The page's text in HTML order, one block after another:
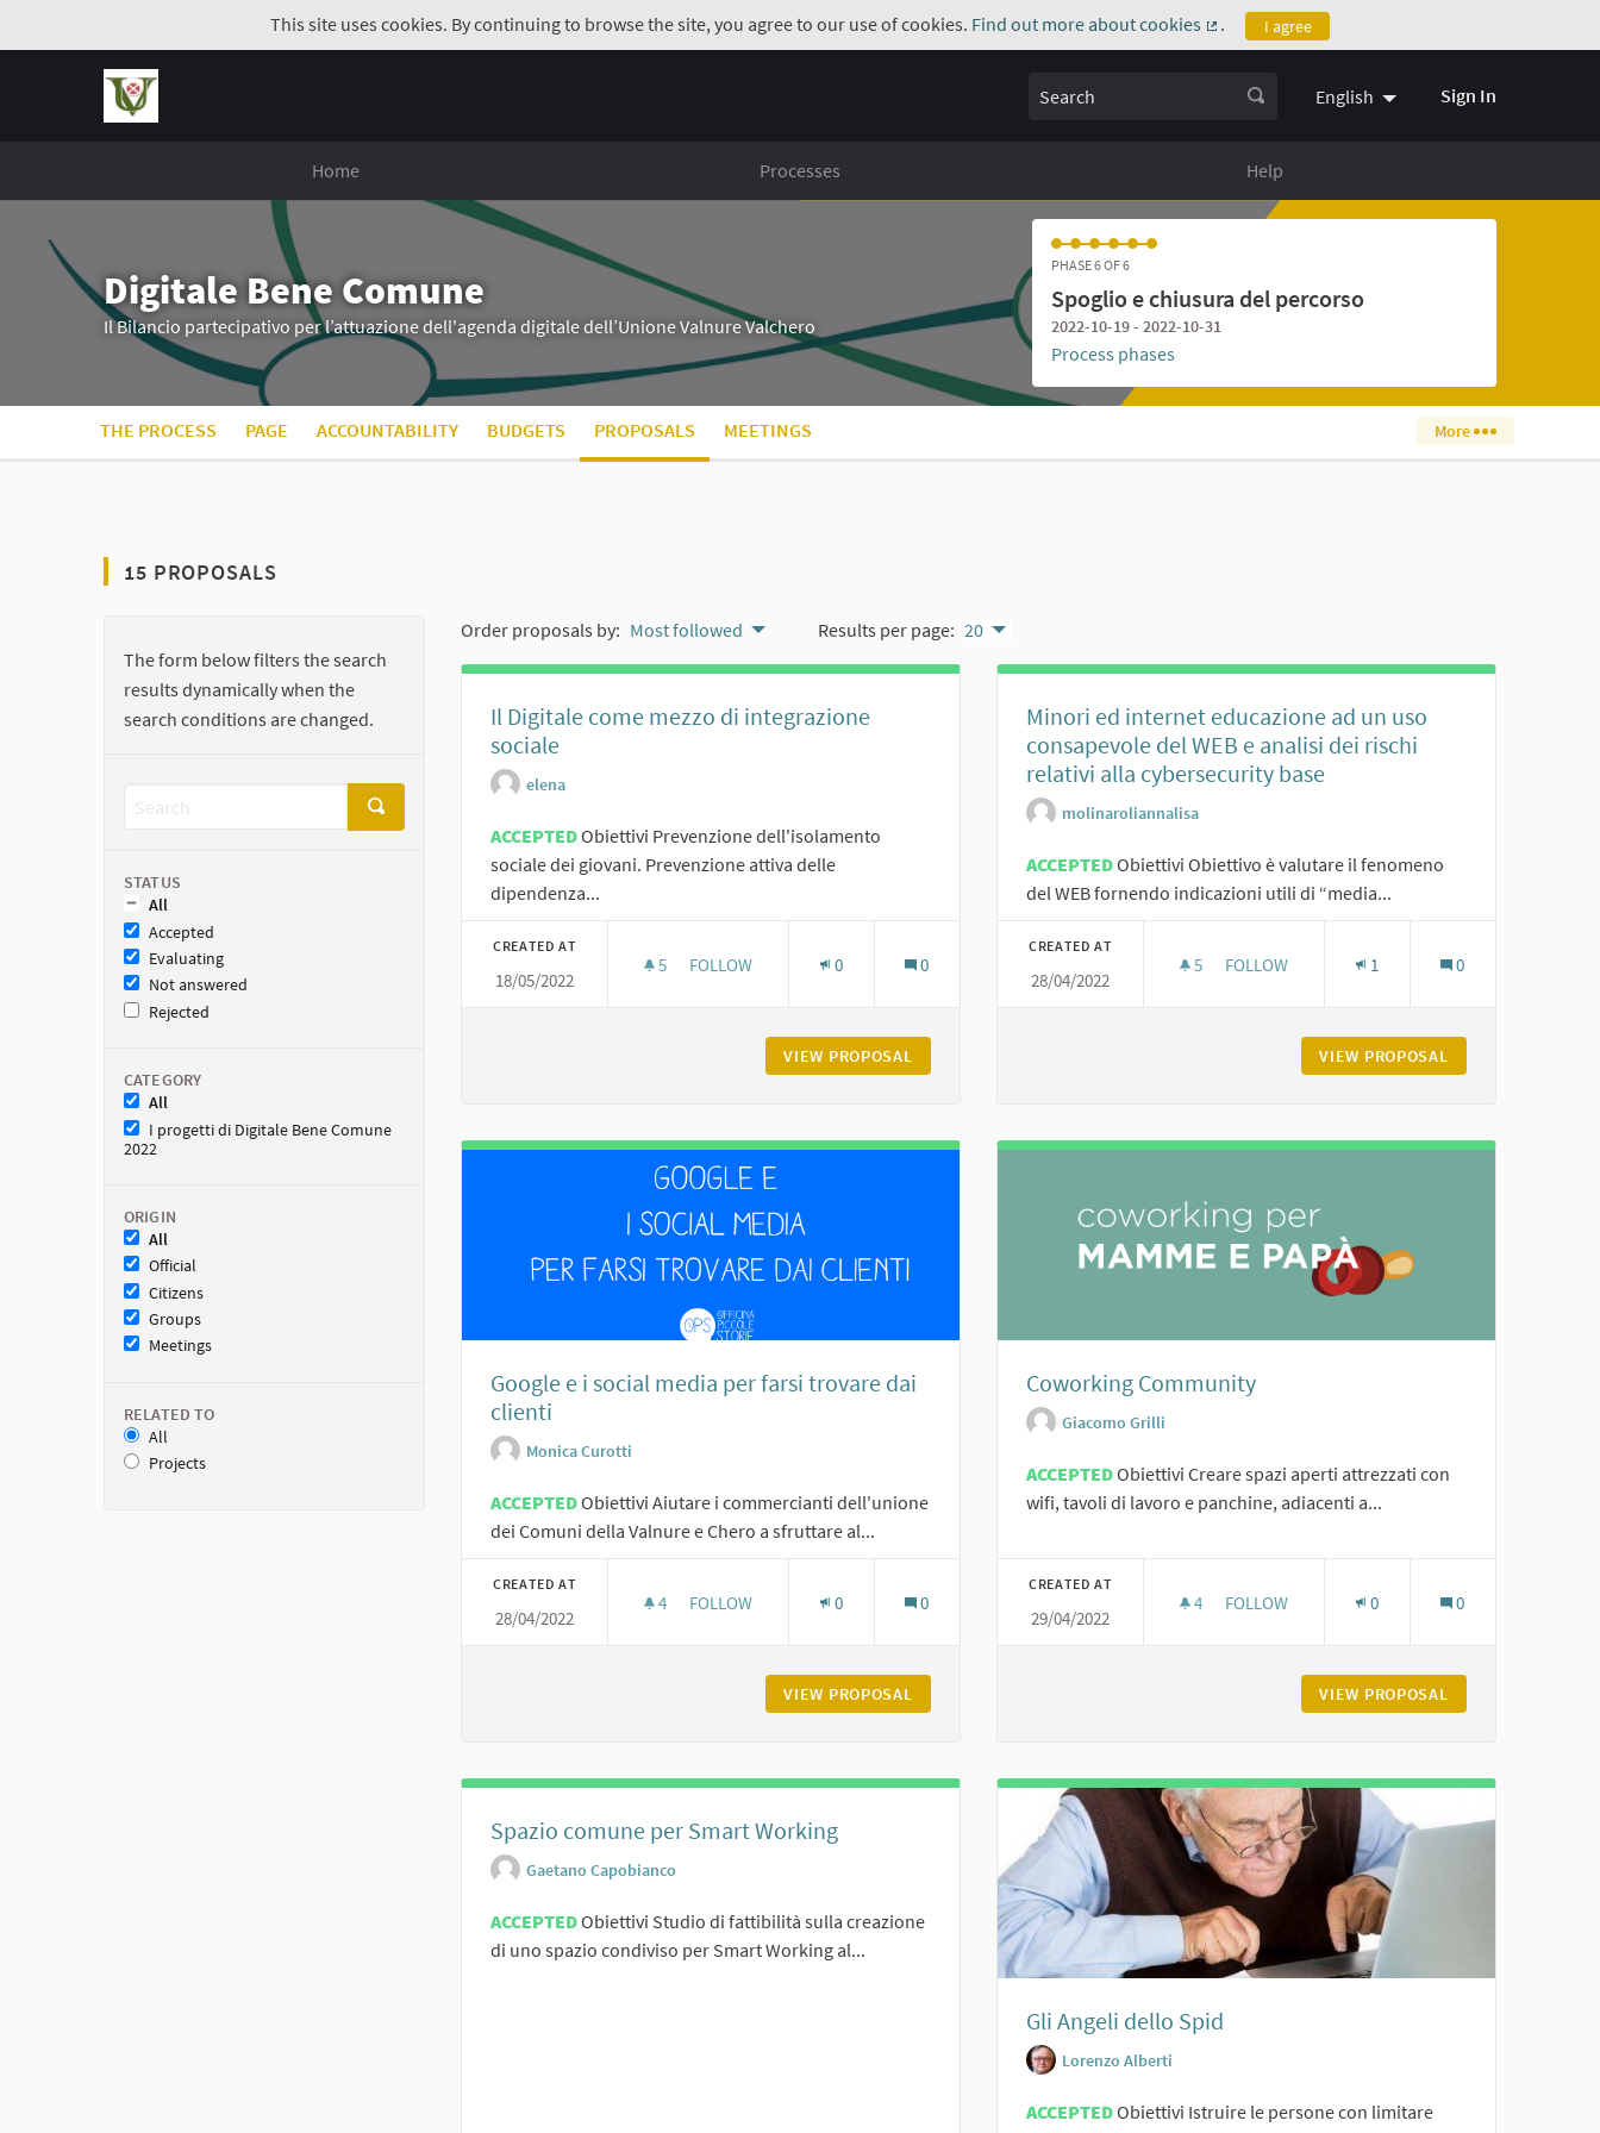
This site uses cookies. By continuing to browse the site, you agree to our use of cookies. Find out more about cookies
(External link)
. I agree
Search English Sign In
Home Processes Help
Digitale Bene Comune
Il Bilancio partecipativo per l’attuazione dell'agenda digitale dell’Unione Valnure Valchero
PHASE 6 OF 6
Spoglio e chiusura del percorso
2022-10-19 - 2022-10-31
Process phases
THE PROCESS PAGE ACCOUNTABILITY BUDGETS PROPOSALS MEETINGS More
15 PROPOSALS
The form below filters the search
results dynamically when the
search conditions are changed.
STATUS
All
Accepted
Evaluating
Not answered
Rejected
CATEGORY
All
I progetti di Digitale Bene Comune
2022
ORIGIN
All
Official
Citizens
Groups
Meetings
RELATED TO
All
Projects
Order proposals by: Most followed Results per page: 20
Il Digitale come mezzo di integrazione
sociale
elena
ACCEPTEDObiettivi Prevenzione dell'isolamento
sociale dei giovani. Prevenzione attiva delle
dipendenza...
CREATED AT
18/05/2022
5 5 FOLLOWERS
FOLLOW
IL DIGITALE COME MEZZO DI INTEGRAZIONE SOCIALE
0 0
VIEW PROPOSAL IL DIGITALE COME MEZZO DI INTEGRAZIONE SOCIALE
Minori ed internet educazione ad un uso
consapevole del WEB e analisi dei rischi
relativi alla cybersecurity base
molinaroliannalisa
ACCEPTEDObiettivi Obiettivo è valutare il fenomeno
del WEB fornendo indicazioni utili di “media...
CREATED AT
28/04/2022
5 5 FOLLOWERS
FOLLOW 1 0
VIEW PROPOSAL
Google e i social media per farsi trovare dai
clienti
Monica Curotti
ACCEPTEDObiettivi Aiutare i commercianti dell'unione
dei Comuni della Valnure e Chero a sfruttare al...
CREATED AT
28/04/2022
4 4 FOLLOWERS
FOLLOW
GOOGLE E I SOCIAL MEDIA PER FARSI TROVARE DAI CLIENTI
0 0
VIEW PROPOSAL GOOGLE E I SOCIAL MEDIA PER FARSI TROVARE DAI CLIENTI
Coworking Community
Giacomo Grilli
ACCEPTEDObiettivi Creare spazi aperti attrezzati con
wifi, tavoli di lavoro e panchine, adiacenti a...
CREATED AT
29/04/2022
4 4 FOLLOWERS
FOLLOW 0 0
VIEW PROPOSAL
Spazio comune per Smart Working
Gaetano Capobianco
ACCEPTEDObiettivi Studio di fattibilità sulla creazione
di uno spazio condiviso per Smart Working al...
Gli Angeli dello Spid
Lorenzo Alberti
ACCEPTEDObiettivi Istruire le persone con limitare